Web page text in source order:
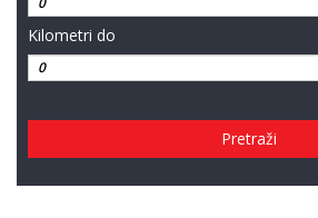
Kilometri do
Pretraži